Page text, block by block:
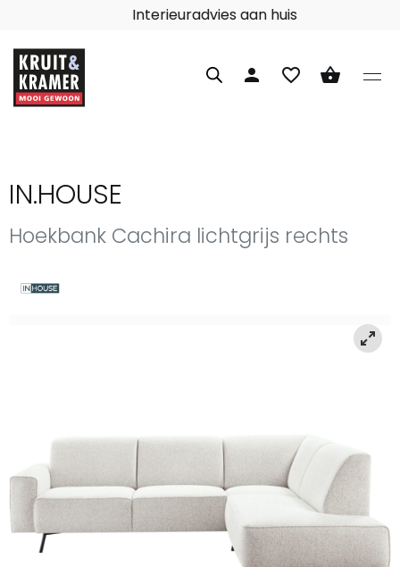
Interieuradvies aan huis
person favorite_border shopping_basket
IN.HOUSE
Hoekbank Cachira lichtgrijs rechts